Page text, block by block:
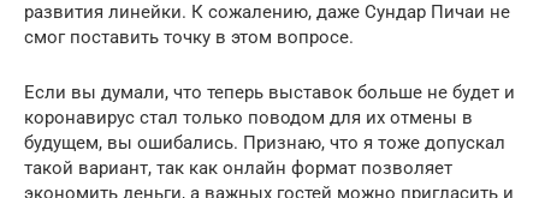
развития линейки. К сожалению, даже Сундар Пичаи не
смог поставить точку в этом вопросе.
Если вы думали, что теперь выставок больше не будет и
коронавирус стал только поводом для их отмены в
будущем, вы ошибались. Признаю, что я тоже допускал
такой вариант, так как онлайн формат позволяет
экономить деньги, а важных гостей можно пригласить и